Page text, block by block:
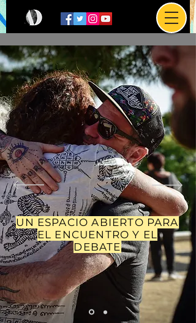
UN ESPACIO ABIERTO PARA
EL ENCUENTRO Y EL
DEBATE